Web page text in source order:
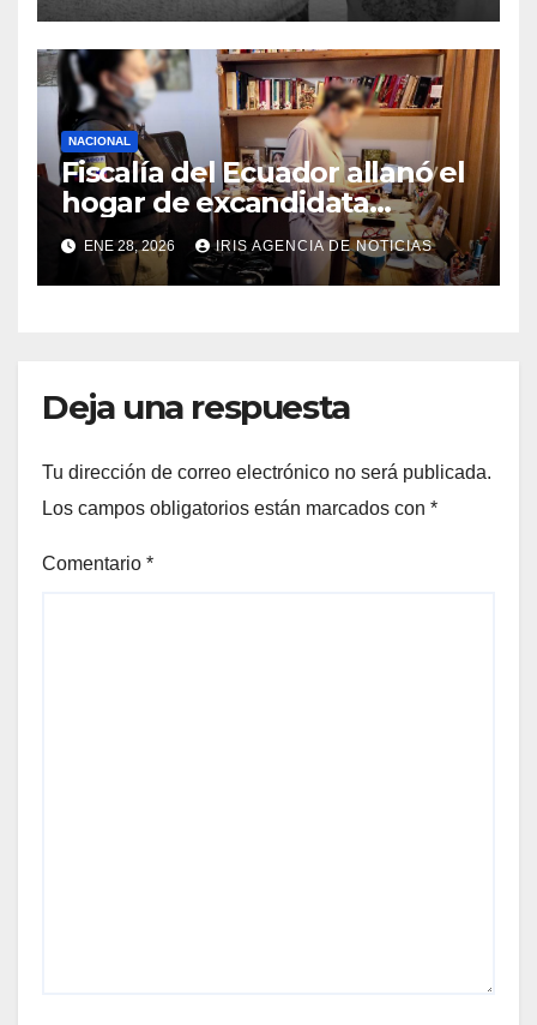
NACIONAL
Fiscalía del Ecuador allanó el
hogar de excandidata
presidencial vinculada al
caso Caja Chica
ENE 28, 2026 IRIS AGENCIA DE NOTICIAS
Deja una respuesta
Tu dirección de correo electrónico no será publicada.
Los campos obligatorios están marcados con *
Comentario *